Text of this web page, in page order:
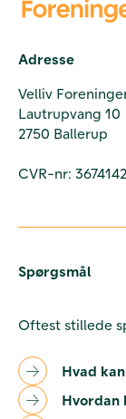
Adresse
Velliv
Lautrupvang 10
2750 Ballerup
CVR-nr:
Spørgsmål
Oftest stillede
Hvad
Hvordan